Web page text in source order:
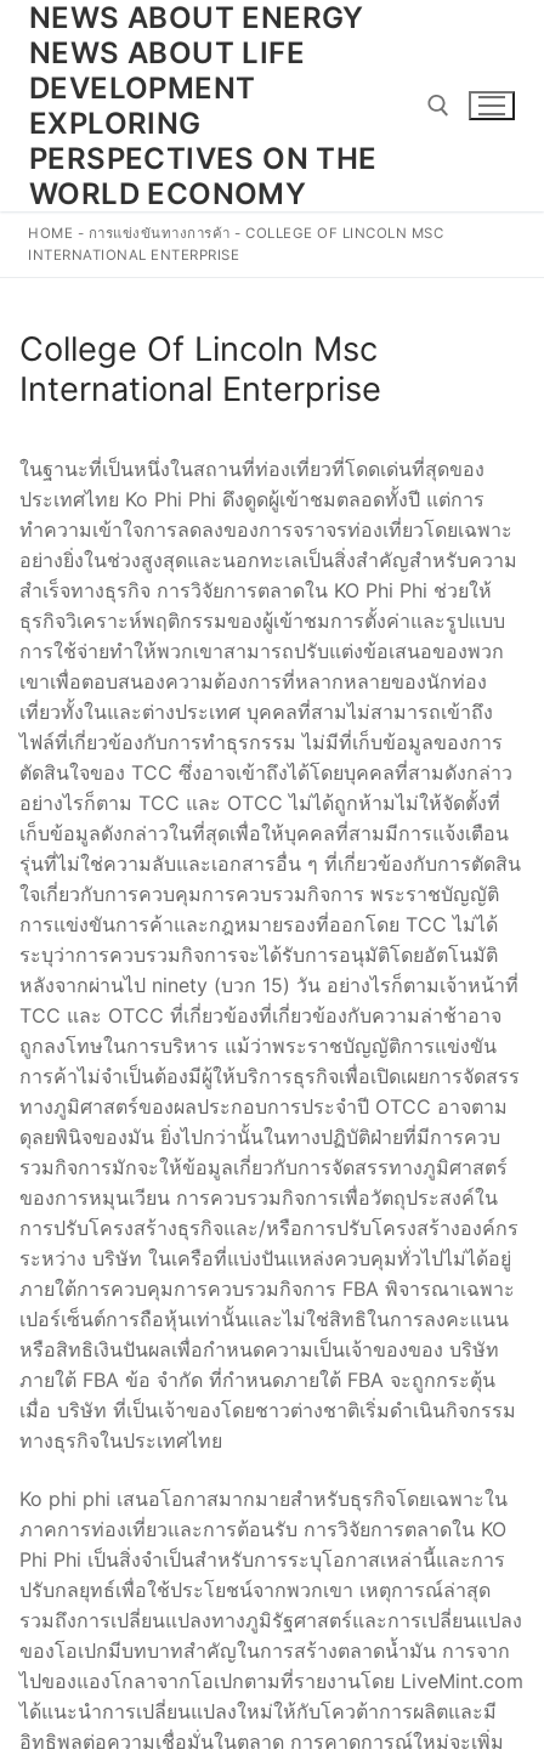
Skip
content
NEWS ABOUT ENERGY
NEWS ABOUT LIFE
DEVELOPMENT
EXPLORING
PERSPECTIVES ON THE
WORLD ECONOMY
Search for:
HOME - การแข่งขันทางการค้า -COLLEGE OF LINCOLN MSC
INTERNATIONAL ENTERPRISE
College Of Lincoln Msc
International Enterprise
ในฐานะที่เป็นหนึ่งในสถานที่ท่องเที่ยวที่โดดเด่นที่สุดของ
ประเทศไทย Ko Phi Phi ดึงดูดผู้เข้าชมตลอดทั้งปี แต่การ
ทำความเข้าใจการลดลงของการจราจรท่องเที่ยวโดยเฉพาะ
อย่างยิ่งในช่วงสูงสุดและนอกทะเลเป็นสิ่งสำคัญสำหรับความ
สำเร็จทางธุรกิจ การวิจัยการตลาดใน KO Phi Phi ช่วยให้
ธุรกิจวิเคราะห์พฤติกรรมของผู้เข้าชมการตั้งค่าและรูปแบบ
การใช้จ่ายทำให้พวกเขาสามารถปรับแต่งข้อเสนอของพวก
เขาเพื่อตอบสนองความต้องการที่หลากหลายของนักท่อง
เที่ยวทั้งในและต่างประเทศ บุคคลที่สามไม่สามารถเข้าถึง
ไฟล์ที่เกี่ยวข้องกับการทำธุรกรรม ไม่มีที่เก็บข้อมูลของการ
ตัดสินใจของ TCC ซึ่งอาจเข้าถึงได้โดยบุคคลที่สามดังกล่าว
อย่างไรก็ตาม TCC และ OTCC ไม่ได้ถูกห้ามไม่ให้จัดตั้งที่
เก็บข้อมูลดังกล่าวในที่สุดเพื่อให้บุคคลที่สามมีการแจ้งเตือน
รุ่นที่ไม่ใช่ความลับและเอกสารอื่น ๆ ที่เกี่ยวข้องกับการตัดสิน
ใจเกี่ยวกับการควบคุมการควบรวมกิจการ พระราชบัญญัติ
การแข่งขันการค้าและกฎหมายรองที่ออกโดย TCC ไม่ได้
ระบุว่าการควบรวมกิจการจะได้รับการอนุมัติโดยอัตโนมัติ
หลังจากผ่านไป ninety (บวก 15) วัน อย่างไรก็ตามเจ้าหน้าที่
TCC และ OTCC ที่เกี่ยวข้องที่เกี่ยวข้องกับความล่าช้าอาจ
ถูกลงโทษในการบริหาร แม้ว่าพระราชบัญญัติการแข่งขัน
การค้าไม่จำเป็นต้องมีผู้ให้บริการธุรกิจเพื่อเปิดเผยการจัดสรร
ทางภูมิศาสตร์ของผลประกอบการประจำปี OTCC อาจตาม
ดุลยพินิจของมัน ยิ่งไปกว่านั้นในทางปฏิบัติฝ่ายที่มีการควบ
รวมกิจการมักจะให้ข้อมูลเกี่ยวกับการจัดสรรทางภูมิศาสตร์
ของการหมุนเวียน การควบรวมกิจการเพื่อวัตถุประสงค์ใน
การปรับโครงสร้างธุรกิจและ/หรือการปรับโครงสร้างองค์กร
ระหว่าง บริษัท ในเครือที่แบ่งปันแหล่งควบคุมทั่วไปไม่ได้อยู่
ภายใต้การควบคุมการควบรวมกิจการ FBA พิจารณาเฉพาะ
เปอร์เซ็นต์การถือหุ้นเท่านั้นและไม่ใช่สิทธิในการลงคะแนน
หรือสิทธิเงินปันผลเพื่อกำหนดความเป็นเจ้าของของ บริษัท
ภายใต้ FBA ข้อ จำกัด ที่กำหนดภายใต้ FBA จะถูกกระตุ้น
เมื่อ บริษัท ที่เป็นเจ้าของโดยชาวต่างชาติเริ่มดำเนินกิจกรรม
ทางธุรกิจในประเทศไทย
Ko phi phi เสนอโอกาสมากมายสำหรับธุรกิจโดยเฉพาะใน
ภาคการท่องเที่ยวและการต้อนรับ การวิจัยการตลาดใน KO
Phi Phi เป็นสิ่งจำเป็นสำหรับการระบุโอกาสเหล่านี้และการ
ปรับกลยุทธ์เพื่อใช้ประโยชน์จากพวกเขา เหตุการณ์ล่าสุด
รวมถึงการเปลี่ยนแปลงทางภูมิรัฐศาสตร์และการเปลี่ยนแปลง
ของโอเปกมีบทบาทสำคัญในการสร้างตลาดน้ำมัน การจาก
ไปของแองโกลาจากโอเปกตามที่รายงานโดย LiveMint.com
ได้แนะนำการเปลี่ยนแปลงใหม่ให้กับโควต้าการผลิตและมี
อิทธิพลต่อความเชื่อมั่นในตลาด การคาดการณ์ใหม่จะเพิ่ม